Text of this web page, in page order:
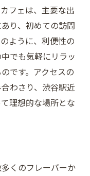
フェは、主要な出
り、初めての訪問
ように、利便性の
でも気軽にリラッ
です。アクセスの
わさり、渋谷駅近
理想的な場所とな
くのフレーバーか